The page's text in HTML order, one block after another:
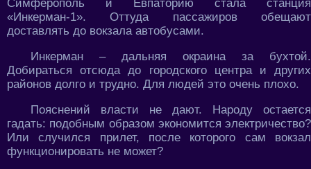
Симферополь и Евпаторию стала станция
«Инкерман-1». Оттуда пассажиров обещают
доставлять до вокзала автобусами.
Инкерман – дальняя окраина за бухтой.
Добираться отсюда до городского центра и других
районов долго и трудно. Для людей это очень плохо.
Пояснений власти не дают. Народу остается
гадать: подобным образом экономится электричество?
Или случился прилет, после которого сам вокзал
функционировать не может?